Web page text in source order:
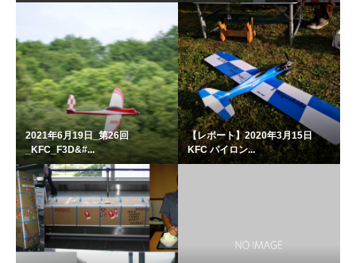
2021年6月19日_第26回
_KFC_F3D&#...
【レポート】2020年3月15日
KFC パイロン...